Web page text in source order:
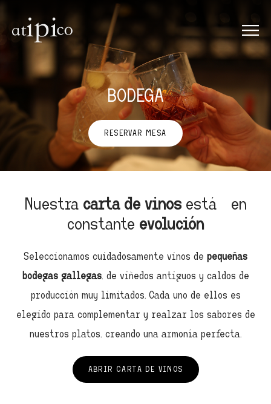
BODEGA
RESERVAR MESA
Nuestra carta de vinosestá en
constante evolución
Seleccionamos cuidadosamente vinos de pequeñas
bodegas gallegas, de viñedos antiguos y caldos de
producción muy limitados. Cada uno de ellos es
elegido para complementar y realzar los sabores de
nuestros platos, creando una armonía perfecta.
ABRIR CARTA DE VINOS